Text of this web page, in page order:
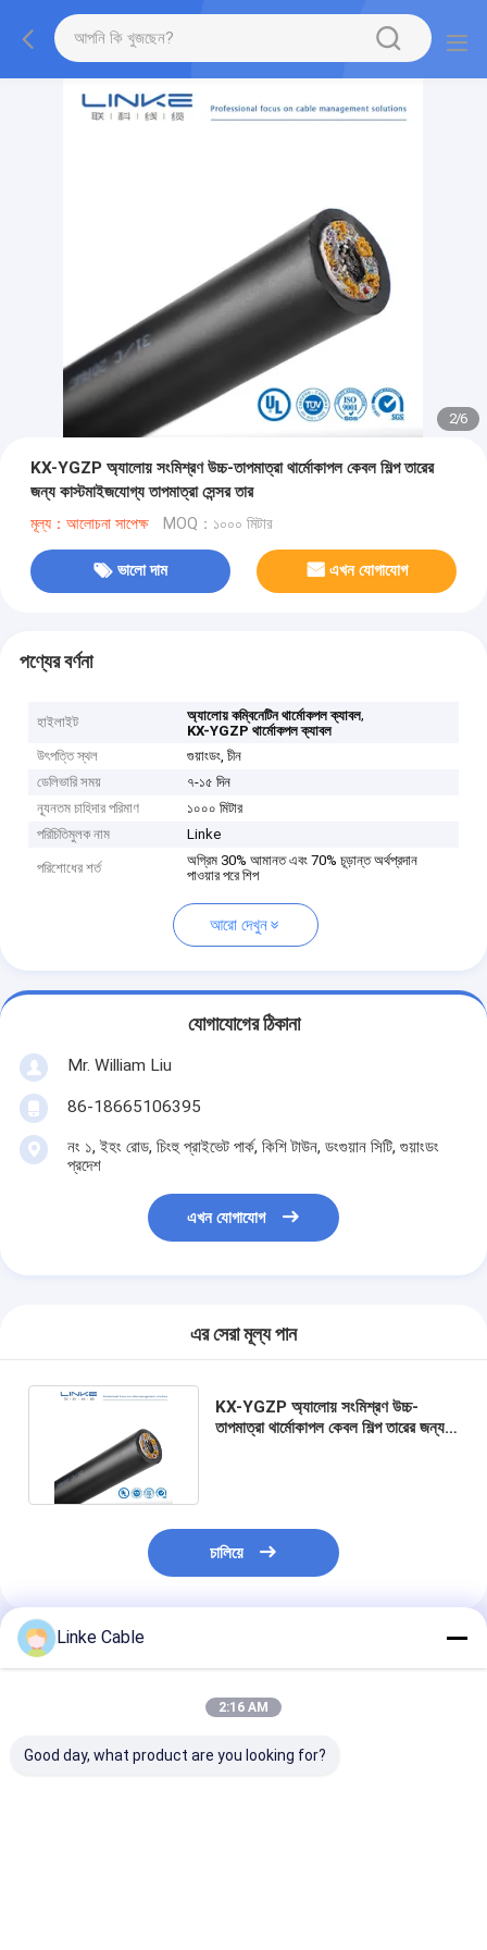
2/6
KX-YGZP অ্যালোয় সংমিশ্রণ উচ্চ-তাপমাত্রা থার্মোকাপল কেবল শিল্প তারের
জন্য কাস্টমাইজযোগ্য তাপমাত্রা সেন্সর তার
মূল্য：আলোচনা সাপেক্ষ MOQ：১০০০ মিটার
ভালো দাম এখন যোগাযোগ
পণ্যের বর্ণনা
হাইলাইট অ্যালোয় কম্বিনেটিন থার্মোকপল ক্যাবল,
KX-YGZP থার্মোকপল ক্যাবল
উৎপত্তি স্থল
গুয়াংডং, চীন
ডেলিভারি সময়
৭-১৫ দিন
ন্যূনতম চাহিদার পরিমাণ
১০০০ মিটার
পরিচিতিমুলক নাম
Linke
পরিশোধের শর্ত
অগ্রিম 30% আমানত এবং 70% চূড়ান্ত অর্থপ্রদান
পাওয়ার পরে শিপ
আরো দেখুন
যোগাযোগের ঠিকানা
Mr. William Liu
86-18665106395
নং ১, ইহং রোড, চিংহু প্রাইভেট পার্ক, কিশি টাউন, ডংগুয়ান সিটি, গুয়াংডং
প্রদেশ
এখন যোগাযোগ
এর সেরা মূল্য পান
KX-YGZP অ্যালোয় সংমিশ্রণ উচ্চ-
তাপমাত্রা থার্মোকাপল কেবল শিল্প তারের জন্য
চালিয়ে
প্রস্তাবিত পণ্য
Linke Cable
2:16 AM
Good day, what product are you looking for?